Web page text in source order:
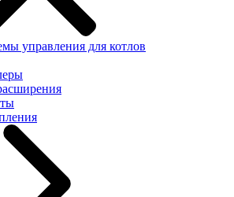
управления для котлов